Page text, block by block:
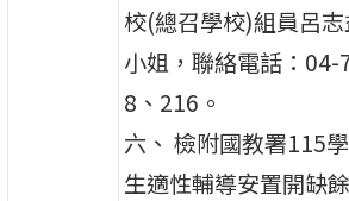
校(總召學校)組員呂
小姐，聯絡電話：
8、216。
六、 檢附國教署115
生適性輔導安置開缺